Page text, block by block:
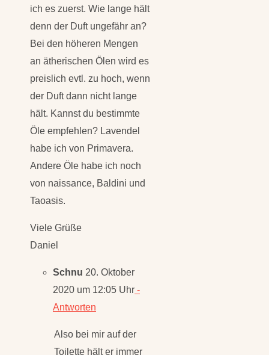
ich es zuerst. Wie lange hält
denn der Duft ungefähr an?
Bei den höheren Mengen
an ätherischen Ölen wird es
preislich evtl. zu hoch, wenn
der Duft dann nicht lange
hält. Kannst du bestimmte
Öle empfehlen? Lavendel
habe ich von Primavera.
Andere Öle habe ich noch
von naissance, Baldini und
Taoasis.
Viele Grüße
Daniel
Schnu 20. Oktober
2020 um 12:05 Uhr -
Antworten
Also bei mir auf der
Toilette hält er immer